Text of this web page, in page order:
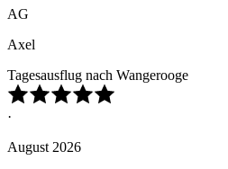
AG
Axel
Tagesausflug nach Wangerooge
·
August 2026